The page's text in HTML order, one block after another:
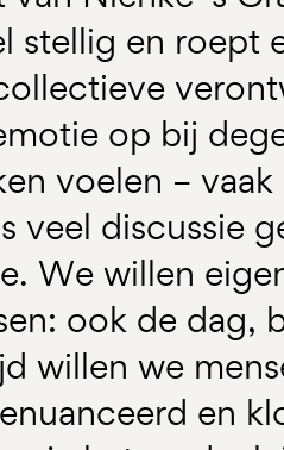
stellig en roept
op bij
voelen –
veel discussie
We willen
ook de dag,
willen we
en